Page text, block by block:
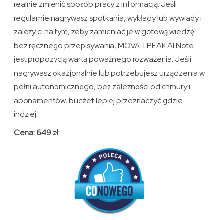
realnie zmienić sposób pracy z informacją. Jeśli
regularnie nagrywasz spotkania, wykłady lub wywiady i
zależy ci na tym, żeby zamieniać je w gotową wiedzę
bez ręcznego przepisywania, MOVA TPEAK AI Note
jest propozycją wartą poważnego rozważenia. Jeśli
nagrywasz okazjonalnie lub potrzebujesz urządzenia w
pełni autonomicznego, bez zależności od chmury i
abonamentów, budżet lepiej przeznaczyć gdzie
indziej.
Cena: 649 zł